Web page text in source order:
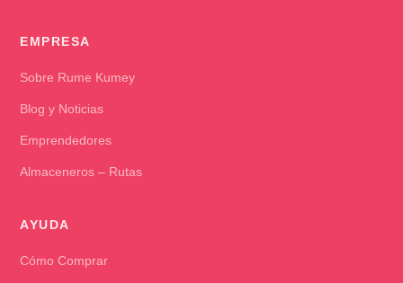
EMPRESA
Sobre Rume Kumey
Blog y Noticias
Emprendedores
Almaceneros – Rutas
AYUDA
Cómo Comprar